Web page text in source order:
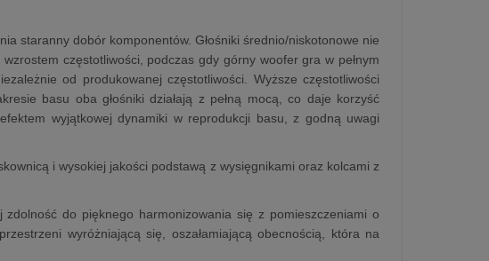
staranny dobór komponentów. Głośniki średnio/niskotonowe nie
częstotliwości, podczas gdy górny woofer gra w pełnym
od produkowanej częstotliwości. Wyższe częstotliwości
basu oba głośniki działają z pełną mocą, co daje korzyść
wyjątkowej dynamiki w reprodukcji basu, z godną uwagi
i wysokiej jakości podstawą z wysięgnikami oraz kolcami z
do pięknego harmonizowania się z pomieszczeniami o
wyróżniającą się, oszałamiającą obecnością, która na